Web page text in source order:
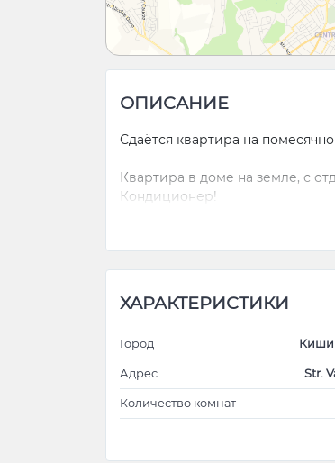
ОПИСАНИЕ
Сдаётся квартира на
Квартира в доме на земле, с
Кондиционер!
ХАРАКТЕРИСТИКИ
Город
Адрес Str.
Количество комнат